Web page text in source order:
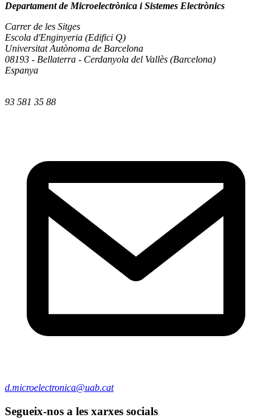
Departament de Microelectrònica i Sistemes Electrònics
Carrer de les Sitges
Escola d'Enginyeria (Edifici Q)
Universitat Autònoma de Barcelona
08193 - Bellaterra - Cerdanyola del Vallès (Barcelona)
Espanya
93 581 35 88
d.microelectronica@uab.cat
Segueix-nos a les xarxes socials